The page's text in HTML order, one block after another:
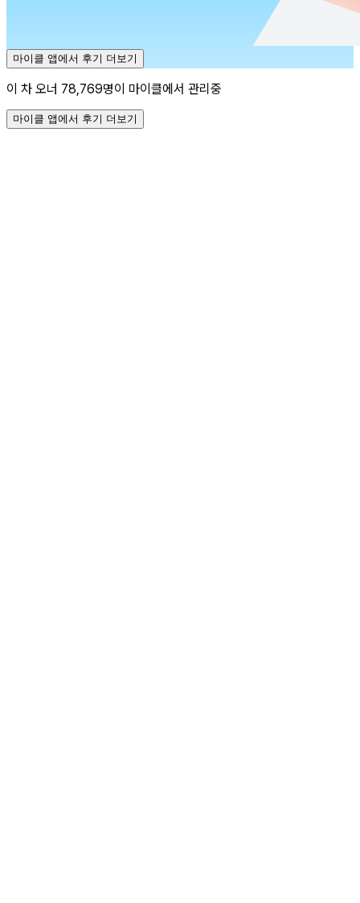
마이클 앱에서 후기 더보기
이 차 오너 78,769명이 마이클에서 관리중
마이클 앱에서 후기 더보기